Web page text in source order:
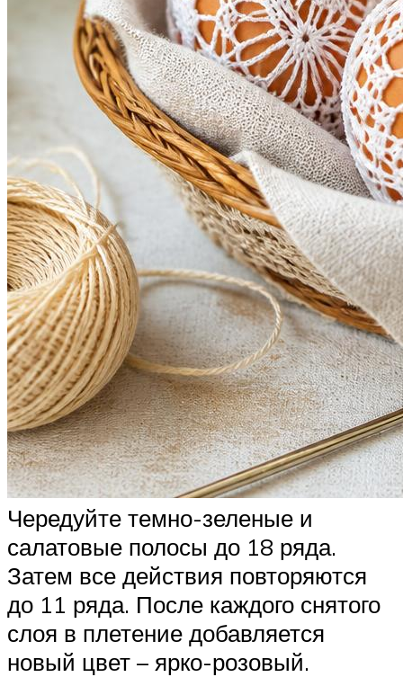
Чередуйте темно-зеленые и
салатовые полосы до 18 ряда.
Затем все действия повторяются
до 11 ряда. После каждого снятого
слоя в плетение добавляется
новый цвет – ярко-розовый.